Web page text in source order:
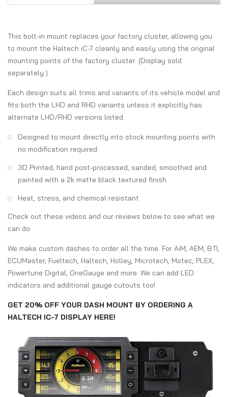
This bolt-in mount replaces your factory cluster, allowing you
to mount the Haltech iC-7 cleanly and easily using the original
mounting points of the factory cluster. (Display sold
separately.)
Each design suits all trims and variants of its vehicle model and
fits both the LHD and RHD variants unless it explicitly has
alternate LHD/RHD versions listed.
Designed to mount directly into stock mounting points with
no modification required
3D Printed, hand post-processed, sanded, smoothed and
painted with a 2k matte black textured finish
Heat, stress, and chemical resistant
Check out these videos and our reviews below to see what we
can do.
We make custom dashes to order all the time. For AiM, AEM, BTI,
ECUMaster, Fueltech, Haltech, Holley, Microtech, Motec, PLEX,
Powertune Digital, OneGauge and more. We can add LED
indicators and additional gauge cutouts too!
GET 20% OFF YOUR DASH MOUNT BY ORDERING A
HALTECH IC-7 DISPLAY HERE!